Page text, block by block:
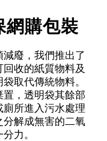
網購包裝
廢，我們推出了
收的紙質物料及
取代傳統物料。
，透明袋其餘部
所進入污水處理
分解成無害的二氧
力。